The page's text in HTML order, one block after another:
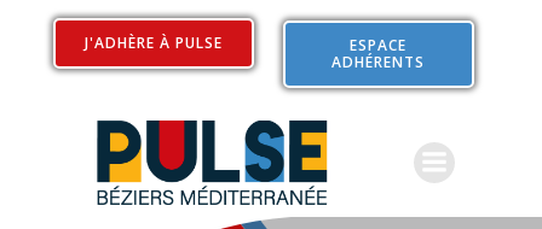
Aller
contenu
J'ADHÈRE À PULSE
ESPACE
ADHÉRENTS